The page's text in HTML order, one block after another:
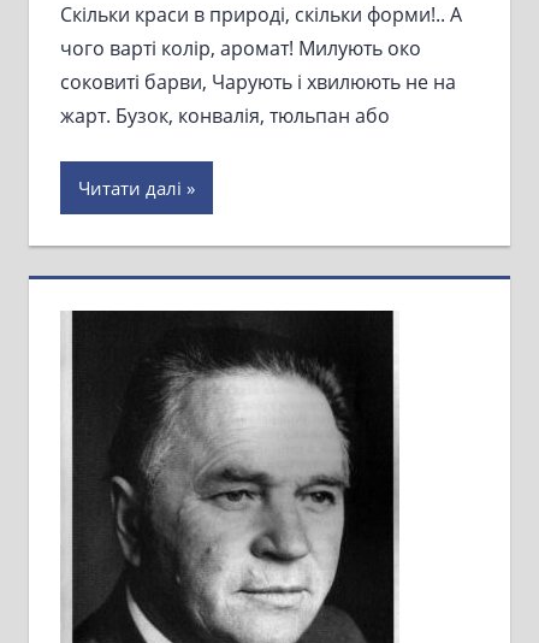
Скільки краси в природі, скільки форми!.. А
чого варті колір, аромат! Милують око
соковиті барви, Чарують і хвилюють не на
жарт. Бузок, конвалія, тюльпан або
Читати далі